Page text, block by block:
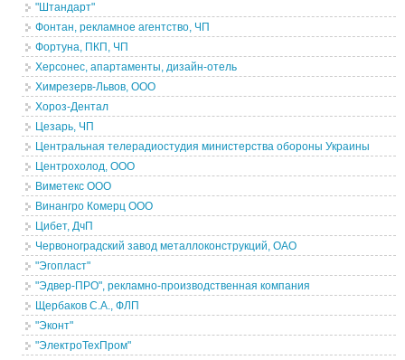
"Штандарт"
Фонтан, рекламное агентство, ЧП
Фортуна, ПКП, ЧП
Херсонес, апартаменты, дизайн-отель
Химрезерв-Львов, ООО
Хороз-Дентал
Цезарь, ЧП
Центральная телерадиостудия министерства обороны Украины
Центрохолод, ООО
Виметекс ООО
Винангро Комерц ООО
Цибет, ДчП
Червоноградский завод металлоконструкций, ОАО
"Эгопласт"
"Эдвер-ПРО", рекламно-производственная компания
Щербаков С.А., ФЛП
"Эконт"
"ЭлектроТехПром"